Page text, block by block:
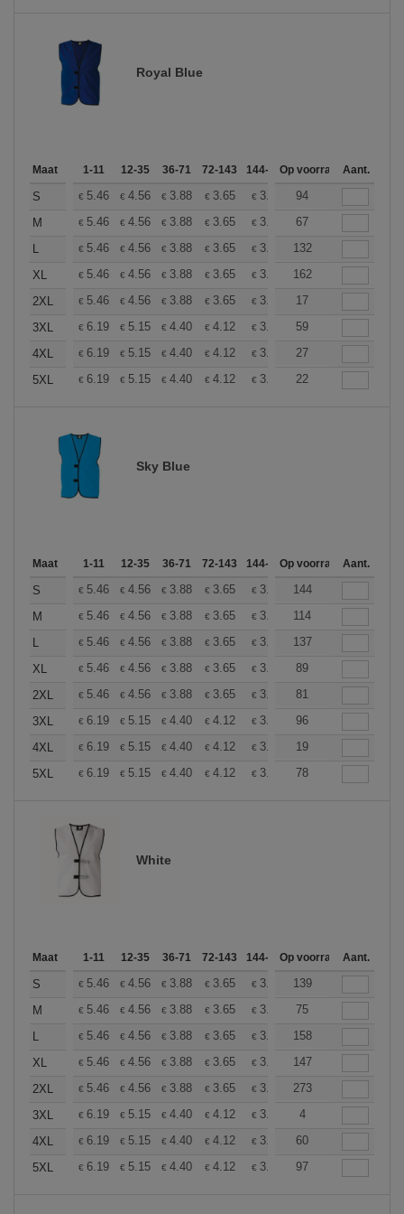
Royal Blue
Maat 1-11 12-35 36-71 72-143 144-287 288 + Meer
Op voorraadAant.
S € 5.46 € 4.56 € 3.88 € 3.65 € 3.46 €3.44
94
M
€ 5.46 € 4.56 € 3.88 € 3.65 € 3.46 €3.44
67
L
€ 5.46 € 4.56 € 3.88 € 3.65 € 3.46 €3.44
132
XL
€ 5.46 € 4.56 € 3.88 € 3.65 € 3.46 €3.44
162
2XL
€ 5.46 € 4.56 € 3.88 € 3.65 € 3.46 €3.44
17
3XL
€ 6.19 € 5.15 € 4.40 € 4.12 € 3.92 €3.88
59
4XL
€ 6.19 € 5.15 € 4.40 € 4.12 € 3.92 €3.88
27
5XL
€ 6.19 € 5.15 € 4.40 € 4.12 € 3.92 €3.88
22
Sky Blue
Maat 1-11 12-35 36-71 72-143 144-287 288 + Meer
Op voorraadAant.
S € 5.46 € 4.56 € 3.88 € 3.65 € 3.46 €3.44
144
M
€ 5.46 € 4.56 € 3.88 € 3.65 € 3.46 €3.44
114
L
€ 5.46 € 4.56 € 3.88 € 3.65 € 3.46 €3.44
137
XL
€ 5.46 € 4.56 € 3.88 € 3.65 € 3.46 €3.44
89
2XL
€ 5.46 € 4.56 € 3.88 € 3.65 € 3.46 €3.44
81
3XL
€ 6.19 € 5.15 € 4.40 € 4.12 € 3.92 €3.88
96
4XL
€ 6.19 € 5.15 € 4.40 € 4.12 € 3.92 €3.88
19
5XL
€ 6.19 € 5.15 € 4.40 € 4.12 € 3.92 €3.88
78
White
Maat 1-11 12-35 36-71 72-143 144-287 288 + Meer
Op voorraadAant.
S € 5.46 € 4.56 € 3.88 € 3.65 € 3.46 €3.44
139
M
€ 5.46 € 4.56 € 3.88 € 3.65 € 3.46 €3.44
75
L
€ 5.46 € 4.56 € 3.88 € 3.65 € 3.46 €3.44
158
XL
€ 5.46 € 4.56 € 3.88 € 3.65 € 3.46 €3.44
147
2XL
€ 5.46 € 4.56 € 3.88 € 3.65 € 3.46 €3.44
273
3XL
€ 6.19 € 5.15 € 4.40 € 4.12 € 3.92 €
4
4XL
€ 6.19 € 5.15 € 4.40 € 4.12 € 3.92 €3.88
60
5XL
€ 6.19 € 5.15 € 4.40 € 4.12 € 3.92 €3.88
97